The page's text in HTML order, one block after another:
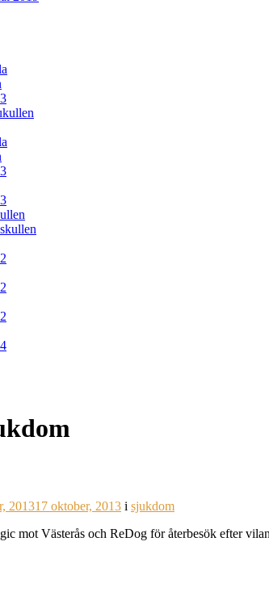
201317 oktober, 2013 i sjukdom
mot Västerås och ReDog för återbesök efter